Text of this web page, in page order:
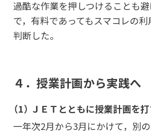
過酷な作業を押しつけることも
で，有料であってもスマコレの
判断した。
４．授業計画から実践へ
（1） ＪＥＴとともに授業計画を
一年次2月から3月にかけて，別の